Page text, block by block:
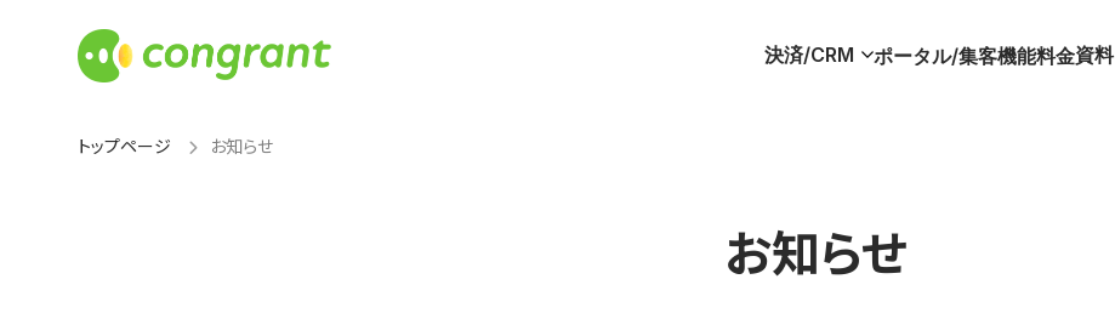
決済/CRM ポータル/集客機能料金資料
トップページ お知らせ
お知らせ